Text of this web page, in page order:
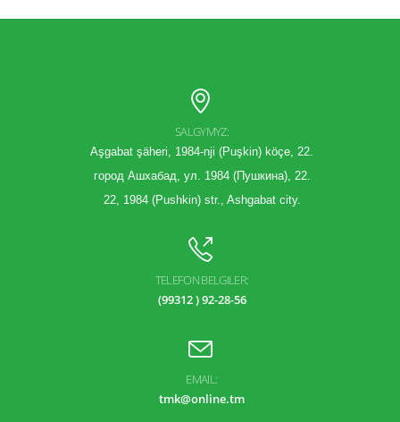
SALGYMYZ:
Aşgabat şäheri, 1984-nji (Puşkin) köçe, 22.
город Ашхабад, ул. 1984 (Пушкина), 22.
22, 1984 (Pushkin) str., Ashgabat city.
TELEFON BELGILER:
(99312 ) 92-28-56
EMAIL:
tmk@online.tm